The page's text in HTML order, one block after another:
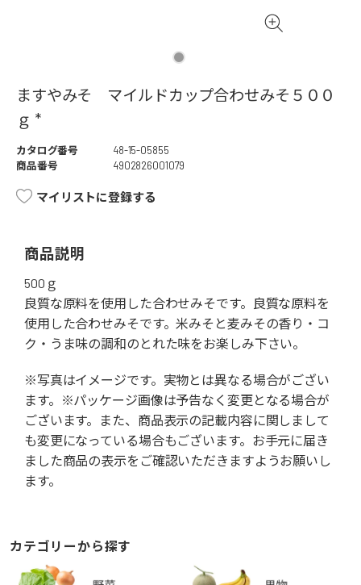
ますやみそ マイルドカップ合わせみそ５００
ｇ *
カタログ番号
48-15-05855
商品番号
4902826001079
マイリストに登録する
商品説明
500ｇ
良質な原料を使用した合わせみそです。良質な原料を
使用した合わせみそです。米みそと麦みその香り・コ
ク・うま味の調和のとれた味をお楽しみ下さい。
※写真はイメージです。実物とは異なる場合がござい
ます。※パッケージ画像は予告なく変更となる場合が
ございます。また、商品表示の記載内容に関しまして
も変更になっている場合もございます。お手元に届き
ました商品の表示をご確認いただきますようお願いし
ます。
カテゴリーから探す